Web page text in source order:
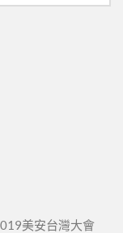
美安台灣大會